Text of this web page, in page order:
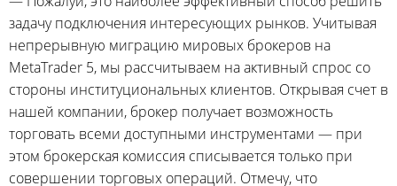
задачу подключения интересующих рынков. Учитывая
непрерывную миграцию мировых брокеров на
MetaTrader 5, мы рассчитываем на активный спрос со
стороны институциональных клиентов. Открывая счет в
нашей компании, брокер получает возможность
торговать всеми доступными инструментами — при
этом брокерская комиссия списывается только при
совершении торговых операций. Отмечу, что